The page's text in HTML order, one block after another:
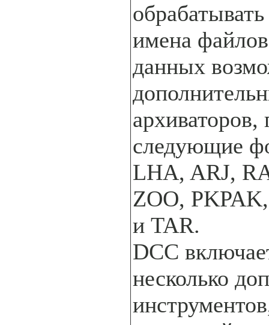
имена
данных
следующие
LHA, ARJ,
ZOO,
и TAR.
DCC
несколько